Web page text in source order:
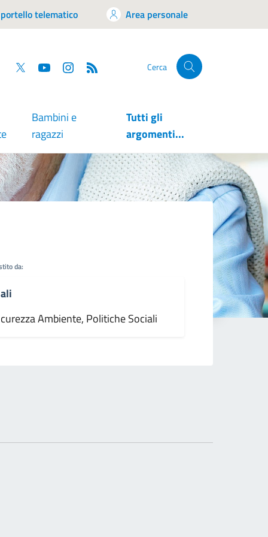
telematico Area personale
Facebook
Twitter YouTube Cerca
Bambini e
ragazzi
Tutti gli
argomenti...
da:
Ambiente, Politiche Sociali